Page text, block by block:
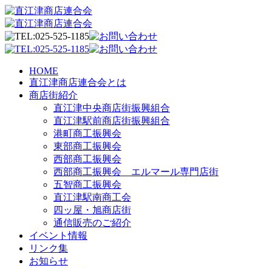
HOME
直江津商店連合会とは
商店街紹介
直江津中央商店街振興組合
直江津駅前商店街振興組合
港町商工振興会
東部商工振興会
西部商工振興会
西部商工振興会 エルマール専門店街
五智商工振興会
直江津駅南商工会
四ッ屋・旭商店街
通信販売のご紹介
イベント情報
リンク集
お知らせ